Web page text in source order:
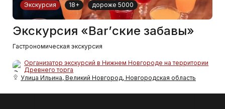
Экскурсия 18+ дороже 5000
Экскурсия «Bar’ские забавы»
Гастрономическая экскурсия
Организатор экскурсий в Нижнем Новгороде на территории
Древнего торга
Улица Ильина, Великий Новгород, Новгородская область